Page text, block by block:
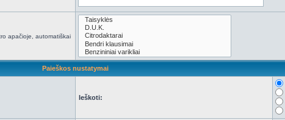
apačioje, automatiškai
Paieškos nustatymai
Ieškoti: